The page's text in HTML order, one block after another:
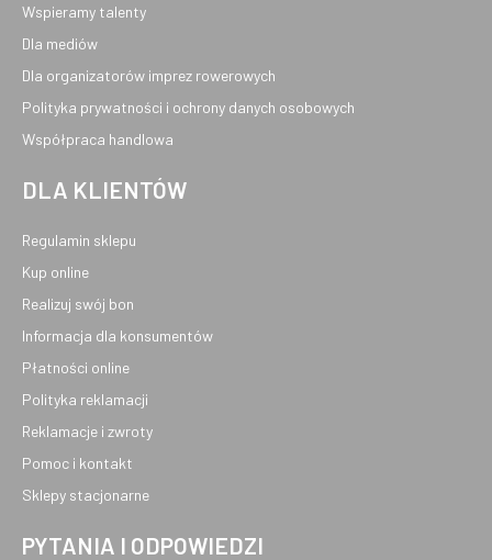
Wspieramy talenty
Dla mediów
Dla organizatorów imprez rowerowych
Polityka prywatności i ochrony danych osobowych
Współpraca handlowa
DLA KLIENTÓW
Regulamin sklepu
Kup online
Realizuj swój bon
Informacja dla konsumentów
Płatności online
Polityka reklamacji
Reklamacje i zwroty
Pomoc i kontakt
Sklepy stacjonarne
PYTANIA I ODPOWIEDZI